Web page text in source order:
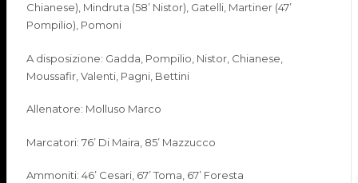
Chianese), Mindruta (58’ Nistor), Gatelli, Martiner (47’
Pompilio), Pomoni
A disposizione: Gadda, Pompilio, Nistor, Chianese,
Moussafir, Valenti, Pagni, Bettini
Allenatore: Molluso Marco
Marcatori: 76’ Di Maira, 85’ Mazzucco
Ammoniti: 46’ Cesari, 67’ Toma, 67’ Foresta